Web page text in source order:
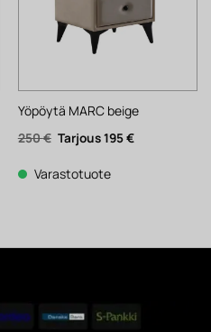
Yöpöytä MARC beige
250€ Alkuperäinen
hinta
250 €.
195€Nykyinen
Varastotuote